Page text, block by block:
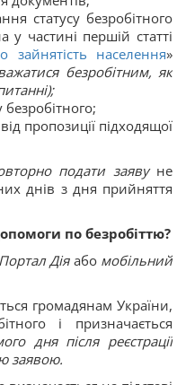
статусу безробітного
частині першій статті
зайнятість населення»
безробітним, як
безробітного;
пропозиції підходящої
подати заявуне
днів з дня прийняття
по безробіттю?
Портал Діяабо мобільний
громадянам України,
і призначається
дня після реєстрації
заявою.